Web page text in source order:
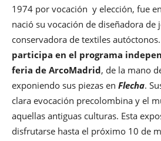
1974 por vocación y elección, fue
nació su vocación de diseñadora de
conservadora de textiles
participa en el programa
feria de ArcoMadrid, de la mano
exponiendo sus piezas en Flecha.
clara evocación precolombina y el
aquellas antiguas culturas. Esta
disfrutarse hasta el próximo 10 de